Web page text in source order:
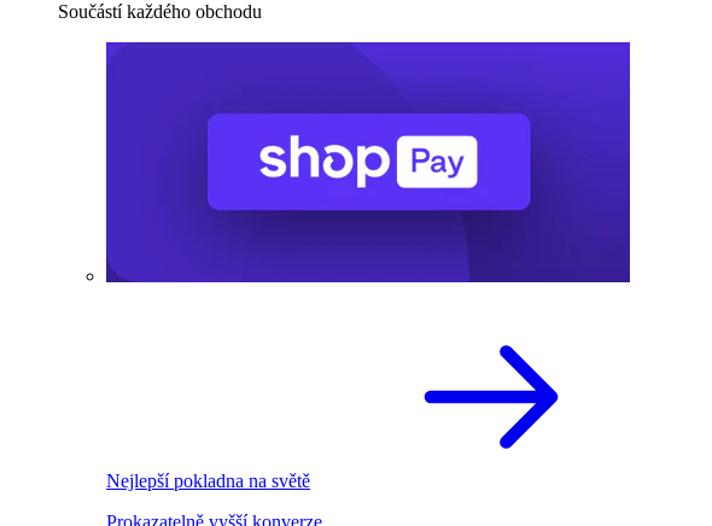
Součástí každého obchodu
Nejlepší pokladna na světě